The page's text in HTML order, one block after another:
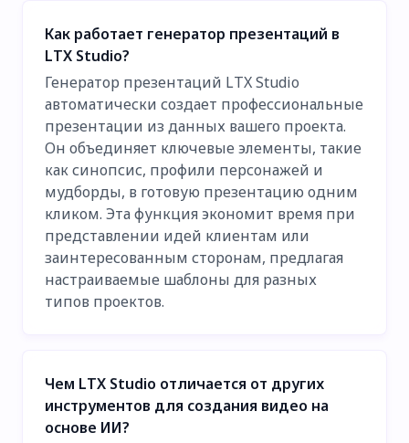
Как работает генератор презентаций в
LTX Studio?
Генератор презентаций LTX Studio
автоматически создает профессиональные
презентации из данных вашего проекта.
Он объединяет ключевые элементы, такие
как синопсис, профили персонажей и
мудборды, в готовую презентацию одним
кликом. Эта функция экономит время при
представлении идей клиентам или
заинтересованным сторонам, предлагая
настраиваемые шаблоны для разных
типов проектов.
Чем LTX Studio отличается от других
инструментов для создания видео на
основе ИИ?